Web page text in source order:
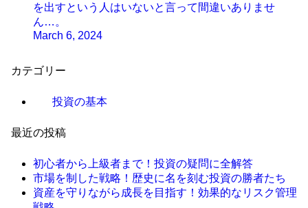
を出すという人はいないと言って間違いありませ
ん…。
March 6, 2024
カテゴリー
投資の基本
最近の投稿
初心者から上級者まで！投資の疑問に全解答
市場を制した戦略！歴史に名を刻む投資の勝者たち
資産を守りながら成長を目指す！効果的なリスク管理